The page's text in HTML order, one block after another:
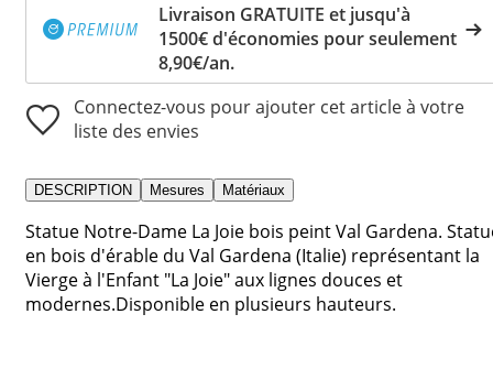
Livraison GRATUITE et jusqu'à
1500€ d'économies pour seulement
8,90€/an.
Connectez-vous pour ajouter cet article à votre
liste des envies
DESCRIPTION Mesures Matériaux
Statue Notre-Dame La Joie bois peint Val Gardena.
en bois d'érable du Val Gardena (Italie) représentant la
Vierge à l'Enfant "La Joie" aux lignes douces et
modernes.Disponible en plusieurs hauteurs.